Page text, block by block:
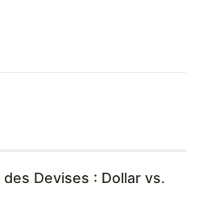
Devises : Dollar vs.